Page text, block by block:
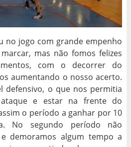
no jogo com grande empenho
mas não fomos felizes
com o decorrer do
aumentando o nosso acerto.
defensivo, o que nos permitia
e estar na frente do
o período a ganhar por 10
No segundo período não
demoramos algum tempo a